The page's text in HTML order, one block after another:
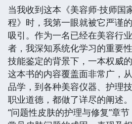
当我收到这本《美容师·技师国
程》时，我第一眼就被它严谨
吸引。作为一名已经在美容行
者，我深知系统化学习的重要
技能鉴定的背景下，一本权威
这本书的内容覆盖面非常广，
品学，到各种美容仪器、护理
职业道德，都做了详尽的阐述
“问题性皮肤的护理与修复”章